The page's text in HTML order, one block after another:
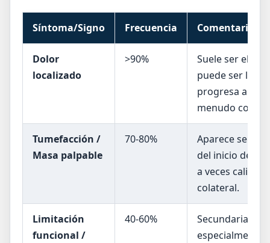
Síntoma/Signo Frecuencia Comentario
Dolor
localizado
>90%
Suele ser el
puede ser leve
progresa a
menudo con
Tumefacción /
Masa palpable
70-80%
Aparece
del inicio del
a veces
colateral.
Limitación
funcional /
40-60%
Secundaria al
especialmente